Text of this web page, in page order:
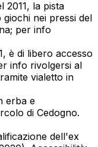
2011, la pista
nei pressi del
per info
è di libero accesso
info rivolgersi al
vialetto in
erba e
di Cedogno.
dell'ex